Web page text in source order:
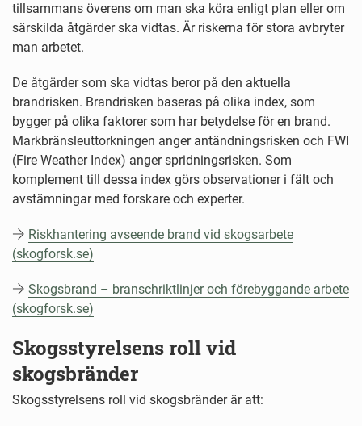
tillsammans överens om man ska köra enligt plan eller om
särskilda åtgärder ska vidtas. Är riskerna för stora avbryter
man arbetet.
De åtgärder som ska vidtas beror på den aktuella
brandrisken. Brandrisken baseras på olika index, som
bygger på olika faktorer som har betydelse för en brand.
Markbränsleuttorkningen anger antändningsrisken och FWI
(Fire Weather Index) anger spridningsrisken. Som
komplement till dessa index görs observationer i fält och
avstämningar med forskare och experter.
Riskhantering avseende brand vid skogsarbete
(skogforsk.se)
Skogsbrand – branschriktlinjer och förebyggande arbete
(skogforsk.se)
Skogsstyrelsens roll vid
skogsbränder
Skogsstyrelsens roll vid skogsbränder är att: